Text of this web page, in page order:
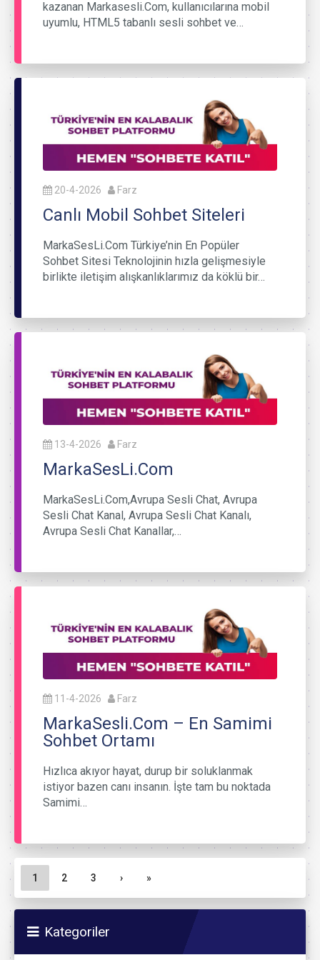
kazanan Markasesli.Com, kullanıcılarına mobil
uyumlu, HTML5 tabanlı sesli sohbet ve…
20-4-2026 Farz
Canlı Mobil Sohbet Siteleri
MarkaSesLi.Com Türkiye’nin En Popüler
Sohbet Sitesi Teknolojinin hızla gelişmesiyle
birlikte iletişim alışkanlıklarımız da köklü bir…
13-4-2026 Farz
MarkaSesLi.Com
MarkaSesLi.Com,Avrupa Sesli Chat, Avrupa
Sesli Chat Kanal, Avrupa Sesli Chat Kanalı,
Avrupa Sesli Chat Kanallar,…
11-4-2026 Farz
MarkaSesli.Com – En Samimi
Sohbet Ortamı
Hızlıca akıyor hayat, durup bir soluklanmak
istiyor bazen canı insanın. İşte tam bu noktada
Samimi…
Sayfa gezinme
Geçerli Sayfa
1 Sayfa
2 Sayfa
3 › »
Kategoriler